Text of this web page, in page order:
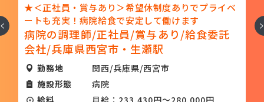
★＜正社員・賞与あり＞希望休制度ありでプライベ
ートも充実！病院給食で安定して働けます
病院の調理師/正社員/賞与あり/給食委託
会社/兵庫県西宮市・生瀬駅
勤務地
関西/兵庫県/西宮市
施設形態
病院
給料
月給：233,430円～280,000円
次